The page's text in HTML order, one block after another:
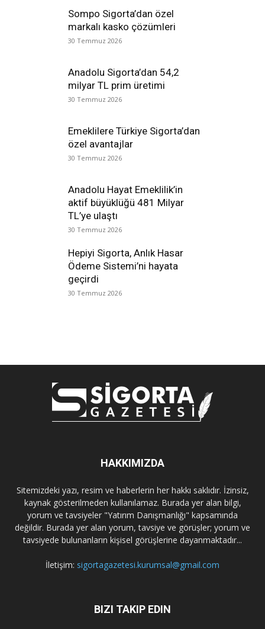
Sompo Sigorta’dan özel
markalı kasko çözümleri
30 Temmuz 2026
Anadolu Sigorta’dan 54,2
milyar TL prim üretimi
30 Temmuz 2026
Emeklilere Türkiye Sigorta’dan
özel avantajlar
30 Temmuz 2026
Anadolu Hayat Emeklilik’in
aktif büyüklüğü 481 Milyar
TL’ye ulaştı
30 Temmuz 2026
Hepiyi Sigorta, Anlık Hasar
Ödeme Sistemi’ni hayata
geçirdi
30 Temmuz 2026
HAKKIMIZDA
Sitemizdeki yazı, resim ve haberlerin her hakkı saklıdır. İzinsiz,
kaynak gösterilmeden kullanılamaz. Burada yer alan bilgi,
yorum ve tavsiyeler "Yatırım Danışmanlığı" kapsamında
değildir. Burada yer alan yorum, tavsiye ve görüşler; yorum ve
tavsiyede bulunanların kişisel görüşlerine dayanmaktadır...
İletişim: sigortagazetesi.kurumsal@gmail.com
BIZI TAKIP EDIN